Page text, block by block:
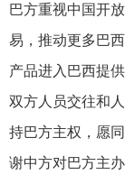
巴方重视中国开
易，推动更多巴
产品进入巴西提
双方人员交往和
持巴方主权，愿
谢中方对巴方主